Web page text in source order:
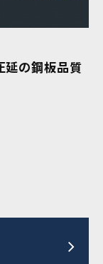
延の鋼板品質